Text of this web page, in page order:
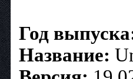
Год
Название: